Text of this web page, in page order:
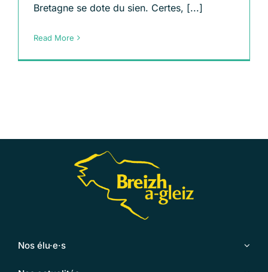
Bretagne se dote du sien. Certes, [...]
Read More
Nos élu·e·s